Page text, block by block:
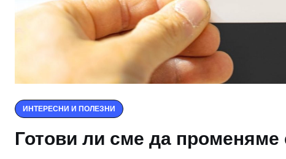
ИНТЕРЕСНИ И ПОЛЕЗНИ
Готови ли сме да променяме